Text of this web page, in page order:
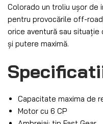
Colorado un troliu ușor
pentru provocările off-
orice aventură sau
și putere maximă.
Capacitate maxima de
Motor cu 6 CP